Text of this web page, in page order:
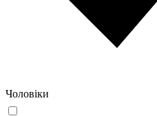
Чоловіки